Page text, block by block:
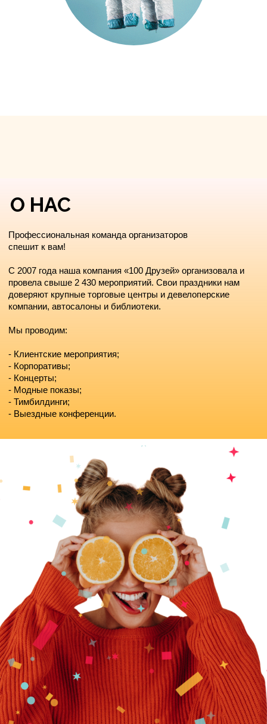
- Клиентские мероприятия;
КОМПЕТЕНЦИИ
маркетинговые события любой
сложности и в любой точке планеты.
Мероприятия
для торговых центров
Праздники для
девелоперов
подробнее
подробнее